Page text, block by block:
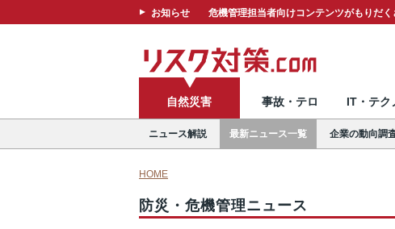
お知らせ 危機管理担当者向けコンテンツがもりだ
自然災害 事故・テロ IT・テク
ニュース解説 最新ニュース一覧 企業の動向調
HOME
防災・危機管理ニュース